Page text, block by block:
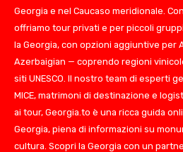
Georgia e nel Caucaso meridionale.
offriamo tour privati e per piccoli
la Georgia, con opzioni aggiuntive per
Azerbaigian — coprendo regioni
siti UNESCO. Il nostro team di esperti
MICE, matrimoni di destinazione e
ai tour, Georgia.to è una ricca guida
Georgia, piena di informazioni su
cultura. Scopri la Georgia con un